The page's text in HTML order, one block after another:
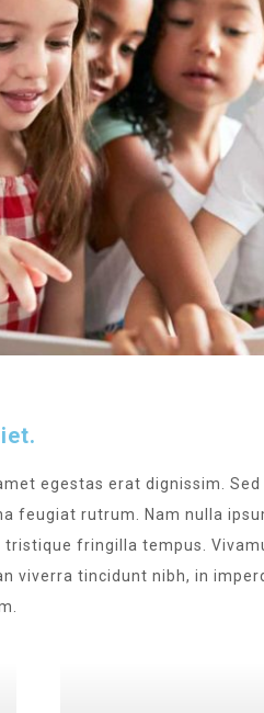
egestas erat dignissim.
feugiat rutrum. Nam nulla
fringilla tempus.
viverra tincidunt nibh, in